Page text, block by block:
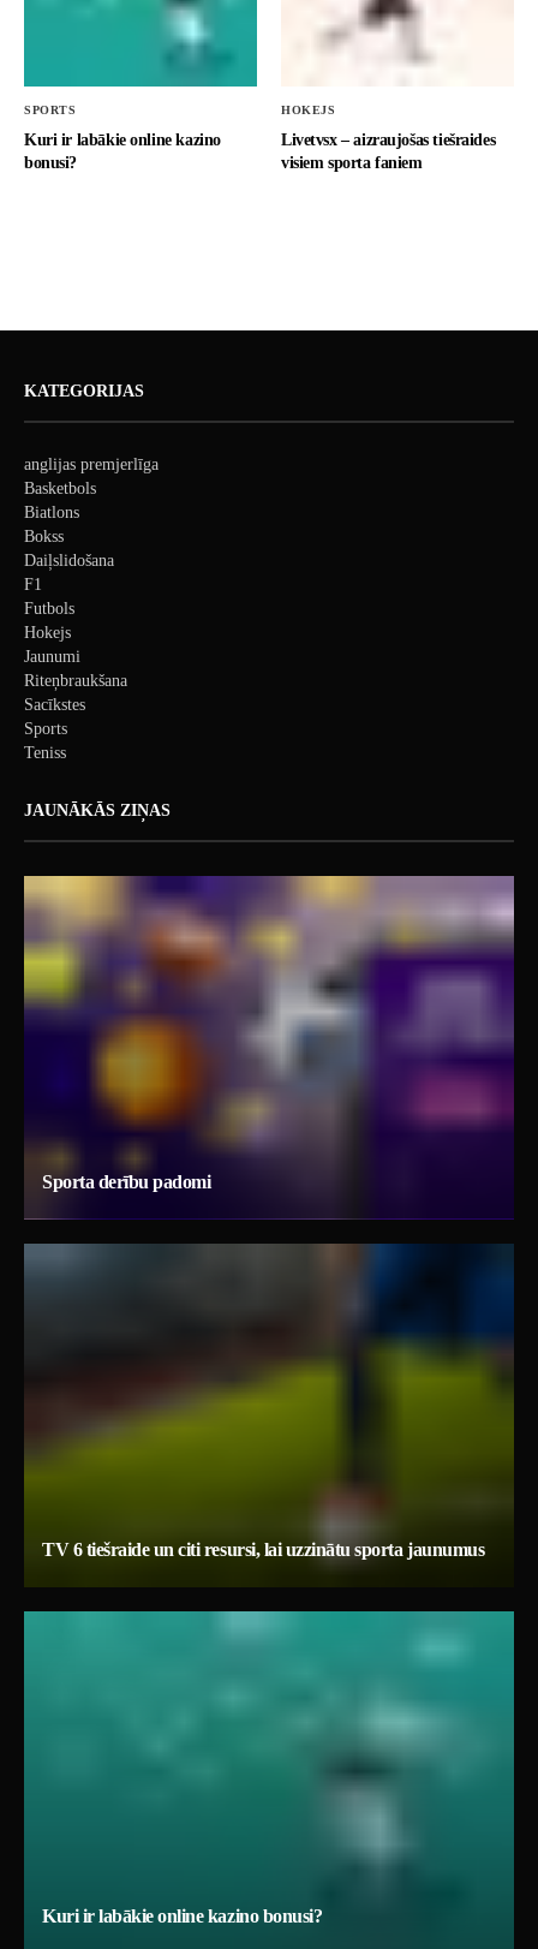
SPORTS
Kuri ir labākie online kazino
bonusi?
HOKEJS
Livetvsx – aizraujošas tiešraides
visiem sporta faniem
KATEGORIJAS
anglijas premjerlīga
Basketbols
Biatlons
Bokss
Daiļslidošana
F1
Futbols
Hokejs
Jaunumi
Riteņbraukšana
Sacīkstes
Sports
Teniss
JAUNĀKĀS ZIŅAS
Sporta derību padomi
TV 6 tiešraide un citi resursi, lai uzzinātu sporta jaunumus
Kuri ir labākie online kazino bonusi?